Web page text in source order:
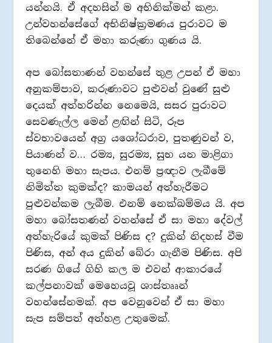
යන්නයි. ඒ අදහසින් ම අභිනික්මන් කළා.
උන්වහන්සේගේ අභිනිෂ්ක්‍රමණය පුරාවට ම
තිබෙන්නේ ඒ මහා කරුණා ගුණය යි.
අප බෝසතාණන් වහන්සේ තුළ උපන් ඒ මහා
අනුකම්පාව, කරුණාවට පුළුවන් වුණේ සුළු
දෙයක් අත්හරින්න නෙමෙයි, සසර පුරාවට
සෙවණැල්ල මෙන් ළඟින් සිටි, රූප
ස්වභාවයෙන් අග්‍ර යශෝධරාව, පුතණුවන් ව,
පියාණන් ව… රම්‍ය, සුරම්‍ය, සුභ යන මාළිගා
තුනෙහි මහා සැපය. එනම් ප්‍රඥාව ලැබීමේ
නිමිත්ත කුමක්ද? කාමයන් අත්හැරීමට
පුළුවන්කම ලැබීම. එනම් නෙක්ඛම්මය යි. අප
මහා බෝසතණන් වහන්සේ ඒ සා මහා දේවල්
අත්හැරියේ කුමක් පිණිස ද? දුකින් නිදහස් වීම
පිණිස, අන් අය දුකින් බේරා ගැනීම පිණිස. අපි
සරණ ගියේ ගිහි කල ම එවන් ආකාරයේ
කල්පනාවක් මෙහෙයවූ ශාස්තෲන්
වහන්සේනමක්. අප වෙනුවෙන් ඒ සා මහා
සැප සම්පත් අත්හළ උතුමෙක්.